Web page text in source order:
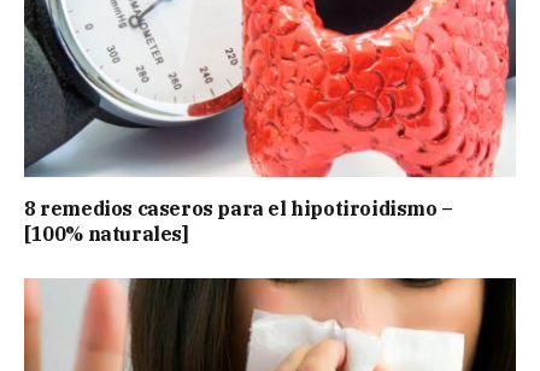
8 remedios caseros para el hipotiroidismo –
[100% naturales]